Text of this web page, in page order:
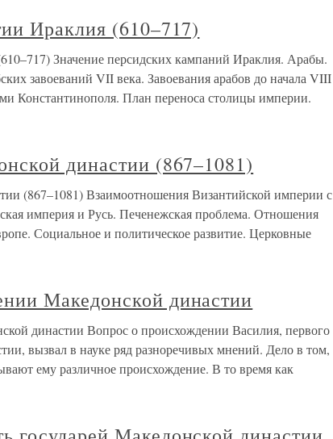
Ираклия (610–717)
Значение персидских кампаний Ираклия. Арабы.
завоеваний VII века. Завоевания арабов до начала VIII
Константинополя. План переноса столицы империи.
династии (867–1081)
(867–1081) Взаимоотношения Византийской империи с
империя и Русь. Печенежская проблема. Отношения
Социальное и политическое развитие. Церковные
Македонской династии
династии Вопрос о происхождении Василия, первого
вызвал в науке ряд разноречивых мнений. Дело в том,
ему различное происхождение. В то время как